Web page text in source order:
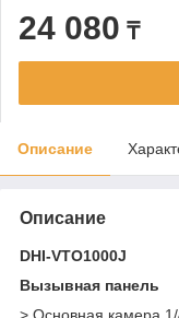
24 080 ₸
Описание
Описание
DHI-VTO1000J
Вызывная панель
> Основная камера